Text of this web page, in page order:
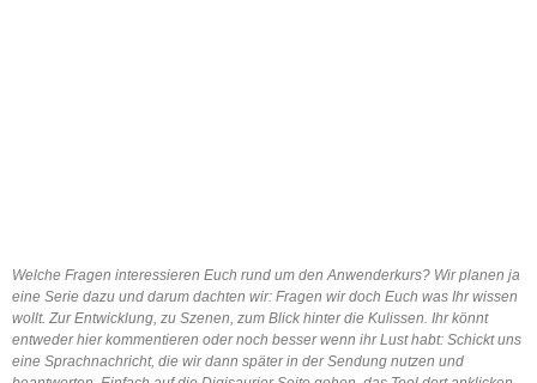
Welche Fragen interessieren Euch rund um den Anwenderkurs? Wir planen ja
eine Serie dazu und darum dachten wir: Fragen wir doch Euch was Ihr wissen
wollt. Zur Entwicklung, zu Szenen, zum Blick hinter die Kulissen. Ihr könnt
entweder hier kommentieren oder noch besser wenn ihr Lust habt: Schickt uns
eine Sprachnachricht, die wir dann später in der Sendung nutzen und